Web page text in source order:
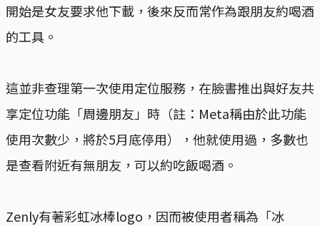
開始是女友要求他下載，後來反而常作為跟朋友約喝酒
的工具。
這並非查理第一次使用定位服務，在臉書推出與好友共
享定位功能「周邊朋友」時（註：Meta稱由於此功能
使用次數少，將於5月底停用），他就使用過，多數也
是查看附近有無朋友，可以約吃飯喝酒。
Zenly有著彩虹冰棒logo，因而被使用者稱為「冰